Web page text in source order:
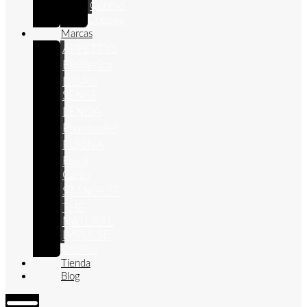
Conejo
Marcas
APPETTYS
Bioiberica
DIBAQ
SENSE
LENDA
Pharmadiet
PURINA
Royal
Canin
STANGEST
NATURAL
Tienda
Blog